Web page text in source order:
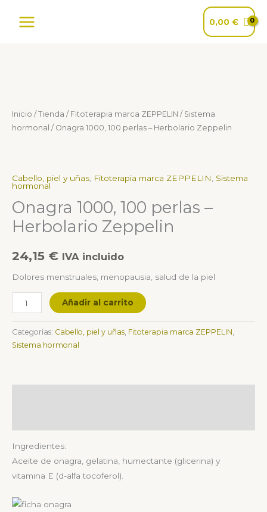
0,00 €
Inicio / Tienda / Fitoterapia marca ZEPPELIN / Sistema
hormonal / Onagra 1000, 100 perlas – Herbolario Zeppelin
Cabello, piel y uñas, Fitoterapia marca ZEPPELIN, Sistema
hormonal
Onagra 1000, 100 perlas –
Herbolario Zeppelin
24,15 € IVA incluido
Dolores menstruales, menopausia, salud de la piel
100
perlas
cantidad
Añadir al carrito
Categorías: Cabello, piel y uñas, Fitoterapia marca ZEPPELIN,
Sistema hormonal
Ingredientes:
Aceite de onagra, gelatina, humectante (glicerina) y
vitamina E (d-alfa tocoferol).